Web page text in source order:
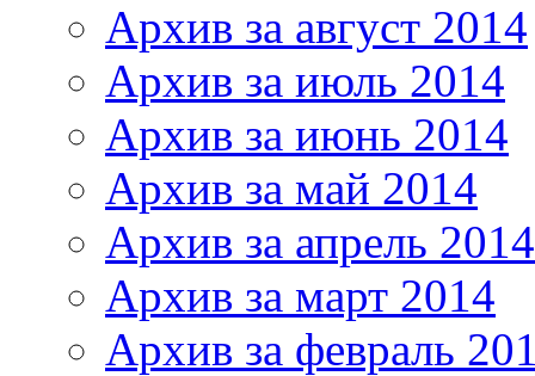
Архив за август 2014
Архив за июль 2014
Архив за июнь 2014
Архив за май 2014
Архив за апрель 2014
Архив за март 2014
Архив за февраль